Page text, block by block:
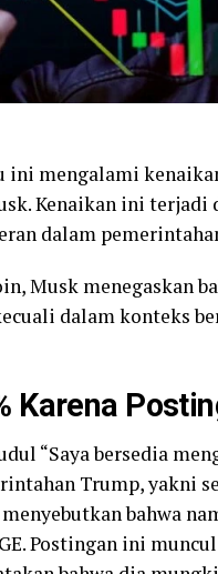
ini mengalami
Kenaikan ini
dalam
Musk menegaskan
dalam konteks
Karena
“Saya bersedia
Trump, yakni
bahwa
Postingan ini